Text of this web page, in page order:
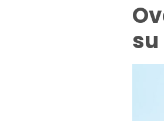
Overdenture: protesi senza palato economiche